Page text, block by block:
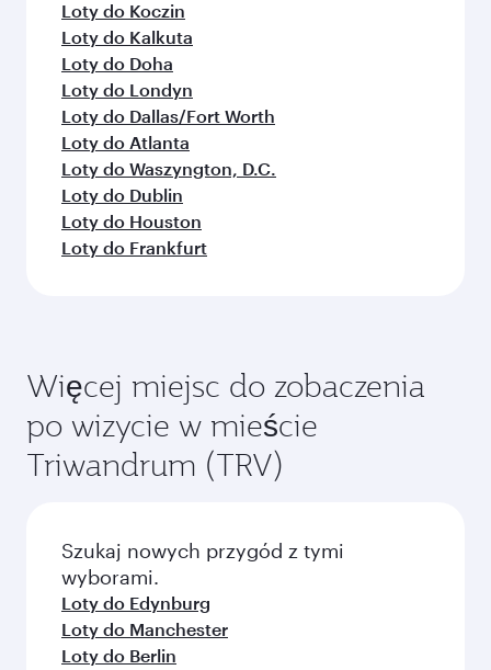
Loty do Koczin
Loty do Kalkuta
Loty do Doha
Loty do Londyn
Loty do Dallas/Fort Worth
Loty do Atlanta
Loty do Waszyngton, D.C.
Loty do Dublin
Loty do Houston
Loty do Frankfurt
Więcej miejsc do zobaczenia
po wizycie w mieście
Triwandrum (TRV)
Szukaj nowych przygód z tymi
wyborami.
Loty do Edynburg
Loty do Manchester
Loty do Berlin